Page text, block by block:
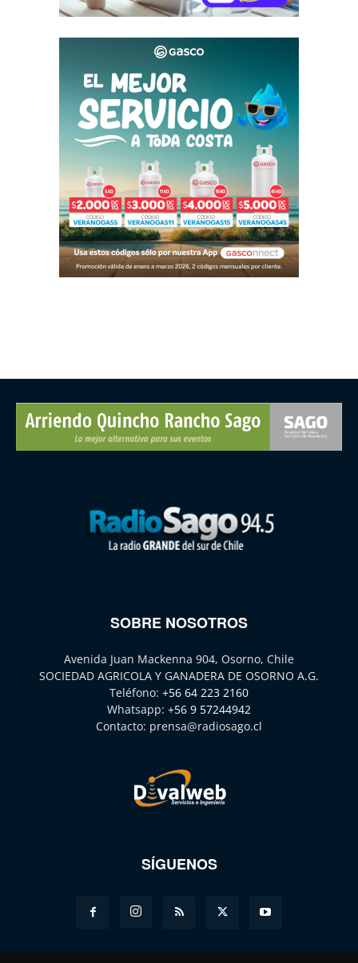
SOBRE NOSOTROS
Avenida Juan Mackenna 904, Osorno, Chile
SOCIEDAD AGRICOLA Y GANADERA DE OSORNO A.G.
Teléfono: +56 64 223 2160
Whatsapp: +56 9 57244942
Contacto: prensa@radiosago.cl
SÍGUENOS